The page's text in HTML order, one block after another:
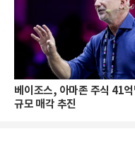
베이조스, 아마존 주식 41억
규모 매각 추진